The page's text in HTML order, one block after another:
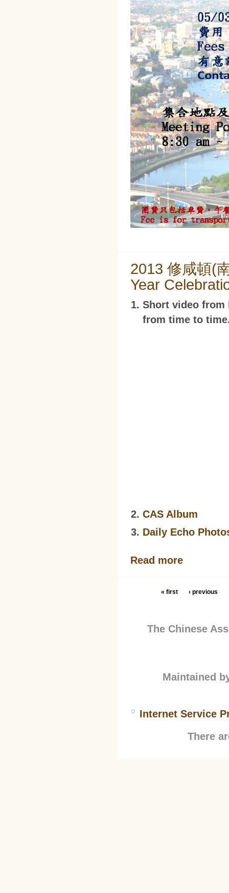
2013 修咸頓(
Year
Short video from
from time to
CAS Album
Daily Echo
Read more
« first ‹ previous
The Chinese
Maintained
Internet Service
There